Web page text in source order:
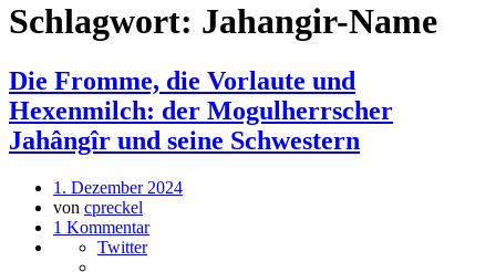
Schlagwort: Jahangir-Name
Die Fromme, die Vorlaute und
Hexenmilch: der Mogulherrscher
Jahângîr und seine Schwestern
1. Dezember 2024
von cpreckel
1 Kommentar
Twitter